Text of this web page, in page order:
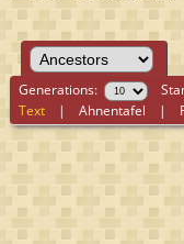
Generations:
Text |Ahnentafel |